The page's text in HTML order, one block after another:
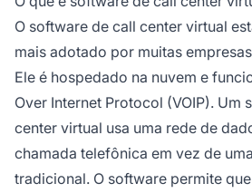
O software de call center virtual
mais adotado por muitas
Ele é hospedado na nuvem e
Over Internet Protocol (VOIP). Um
center virtual usa uma rede de
chamada telefônica em vez de
tradicional. O software permite